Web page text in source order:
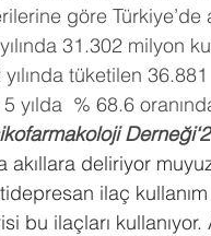
göre
31.302 milyon
yılında tüketilen
% 68.6
akıllara deliriyor
ilaç kullanım
bu ilaçları